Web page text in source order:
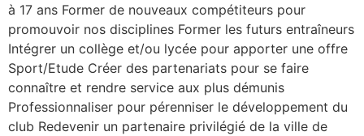
à 17 ans Former de nouveaux compétiteurs pour
promouvoir nos disciplines Former les futurs entraîneurs
Intégrer un collège et/ou lycée pour apporter une offre
Sport/Etude Créer des partenariats pour se faire
connaître et rendre service aux plus démunis
Professionnaliser pour pérenniser le développement du
club Redevenir un partenaire privilégié de la ville de